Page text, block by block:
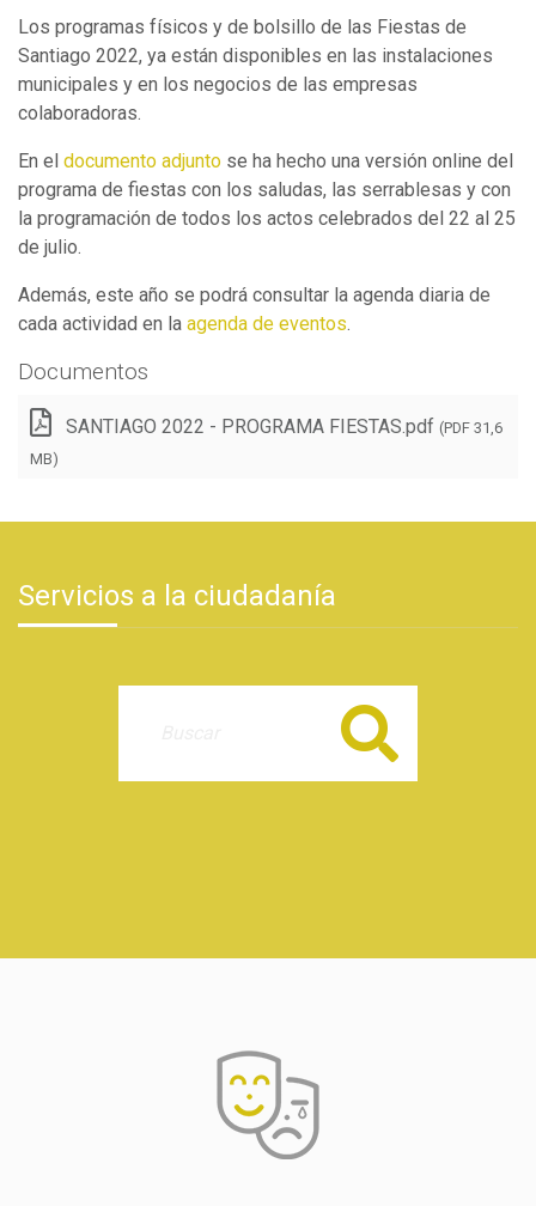
Los programas físicos y de bolsillo de las Fiestas de
Santiago 2022, ya están disponibles en las instalaciones
municipales y en los negocios de las empresas
colaboradoras.
En el documento adjunto se ha hecho una versión online del
programa de fiestas con los saludas, las serrablesas y con
la programación de todos los actos celebrados del 22 al 25
de julio.
Además, este año se podrá consultar la agenda diaria de
cada actividad en la agenda de eventos.
Documentos
SANTIAGO 2022 - PROGRAMA FIESTAS.pdf (PDF 31,6
MB)
Servicios a la ciudadanía
Buscar